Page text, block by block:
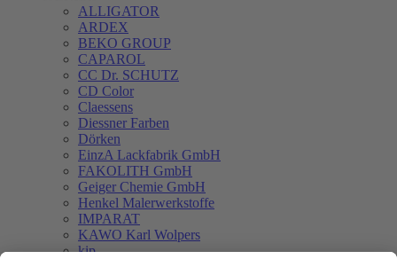
ALLIGATOR
ARDEX
BEKO GROUP
CAPAROL
CC Dr. SCHUTZ
CD Color
Claessens
Diessner Farben
Dörken
EinzA Lackfabrik GmbH
FAKOLITH GmbH
Geiger Chemie GmbH
Henkel Malerwerkstoffe
IMPARAT
KAWO Karl Wolpers
kip